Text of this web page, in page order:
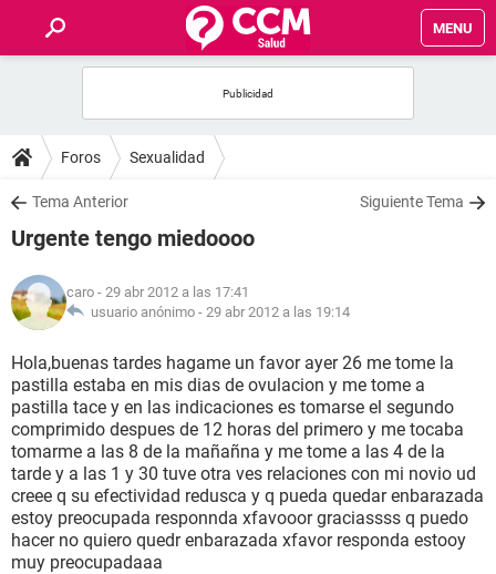
MENU
FOROS
SALUD
FAMILIA
NUTRICIÓN
BIENESTAR
SEXUALIDAD
GLOSARIO
Foros Sexualidad
Tema Anterior Siguiente Tema
Urgente tengo miedoooo
caro - 29 abr 2012 a las 17:41
usuario anónimo - 29 abr 2012 a las 19:14
Hola,buenas tardes hagame un favor ayer 26 me tome la
pastilla estaba en mis dias de ovulacion y me tome a
pastilla tace y en las indicaciones es tomarse el segundo
comprimido despues de 12 horas del primero y me tocaba
tomarme a las 8 de la mañañna y me tome a las 4 de la
tarde y a las 1 y 30 tuve otra ves relaciones con mi novio ud
creee q su efectividad redusca y q pueda quedar enbarazada
estoy preocupada responnda xfavooor graciassss q puedo
hacer no quiero quedr enbarazada xfavor responda estooy
muy preocupadaaa